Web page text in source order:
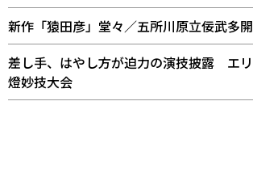
新作「猿田彦」堂々／五所川原立佞武多
差し手、はやし方が迫力の演技披露 エ
燈妙技大会